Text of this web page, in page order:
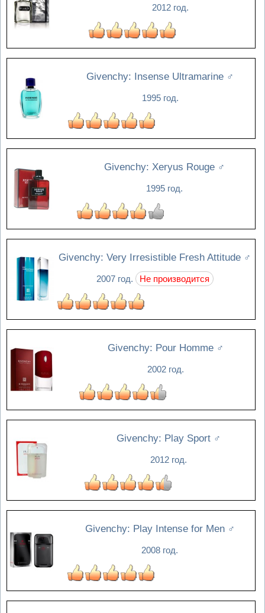
2012 год.
Givenchy: Insense Ultramarine ♂
1995 год.
Givenchy: Xeryus Rouge ♂
1995 год.
Givenchy: Very Irresistible Fresh Attitude ♂
2007 год. Не производится
Givenchy: Pour Homme ♂
2002 год.
Givenchy: Play Sport ♂
2012 год.
Givenchy: Play Intense for Men ♂
2008 год.